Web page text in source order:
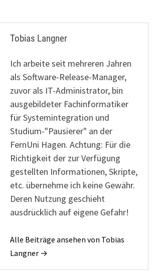
Tobias Langner
Ich arbeite seit mehreren Jahren
als Software-Release-Manager,
zuvor als IT-Administrator, bin
ausgebildeter Fachinformatiker
für Systemintegration und
Studium-"Pausierer" an der
FernUni Hagen. Achtung: Für die
Richtigkeit der zur Verfügung
gestellten Informationen, Skripte,
etc. übernehme ich keine Gewähr.
Deren Nutzung geschieht
ausdrücklich auf eigene Gefahr!
Alle Beiträge ansehen von Tobias
Langner →